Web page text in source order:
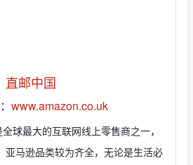
直邮中国
www.amazon.co.uk
球最大的互联网线上零售商之一，
亚马逊品类较为齐全，无论是生活必